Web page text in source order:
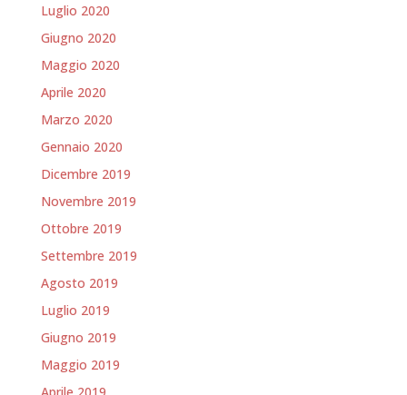
Luglio 2020
Giugno 2020
Maggio 2020
Aprile 2020
Marzo 2020
Gennaio 2020
Dicembre 2019
Novembre 2019
Ottobre 2019
Settembre 2019
Agosto 2019
Luglio 2019
Giugno 2019
Maggio 2019